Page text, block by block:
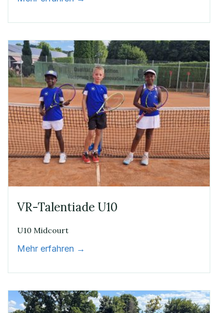
VR-Talentiade U10
U10 Midcourt
Mehr erfahren →